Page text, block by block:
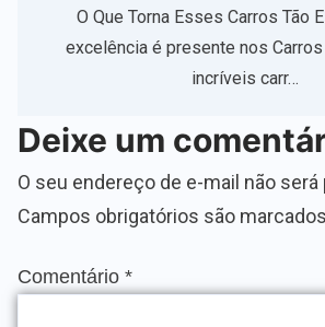
O Que Torna Esses Carros Tão
excelência é presente nos
incríveis carr…
Deixe um
O seu endereço de e-mail não será
Campos obrigatórios são
Comentário *